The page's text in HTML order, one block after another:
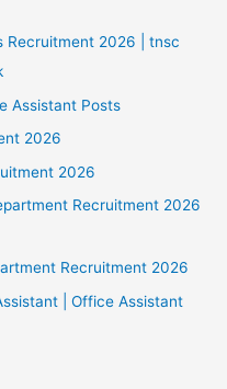
Recruitment 2026 | tnsc
Assistant Posts
2026
2026
Recruitment 2026
Recruitment 2026
| Office Assistant